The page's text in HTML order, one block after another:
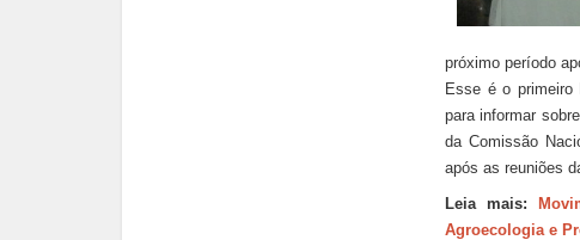
próximo período
Esse é o primeiro
para informar
da Comissão
após as reuniões
Leia mais:
Agroecologia e